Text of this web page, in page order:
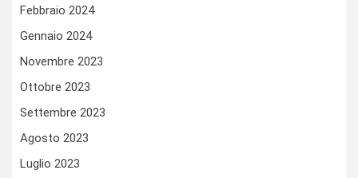
Febbraio 2024
Gennaio 2024
Novembre 2023
Ottobre 2023
Settembre 2023
Agosto 2023
Luglio 2023